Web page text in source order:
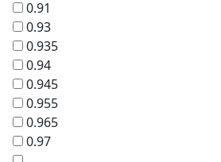
0.91
0.93
0.935
0.94
0.945
0.955
0.965
0.97